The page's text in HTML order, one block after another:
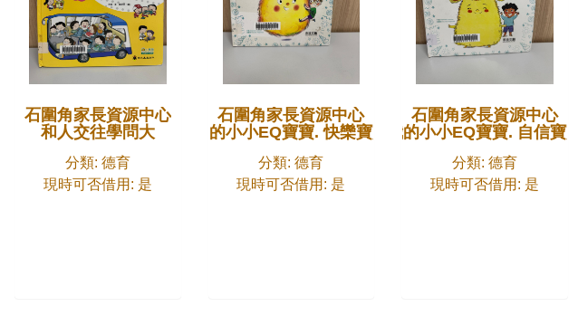
石圍角家長資源中心
和人交往學問大
分類: 德育
現時可否借用: 是
石圍角家長資源中心
我的小小EQ寶寶. 快欒寶寶
分類: 德育
現時可否借用: 是
石圍角家長資源中心
我的小小EQ寶寶. 自信寶寶
分類: 德育
現時可否借用: 是
擔心的時